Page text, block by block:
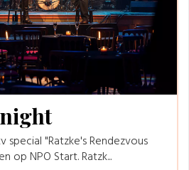
special "Ratzke's Rendezvous
op NPO Start. Ratzk...